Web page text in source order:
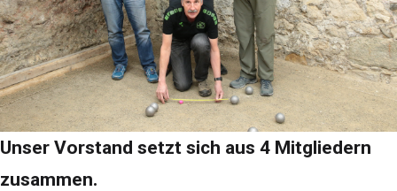
Unser Vorstand setzt sich aus 4 Mitgliedern
zusammen.